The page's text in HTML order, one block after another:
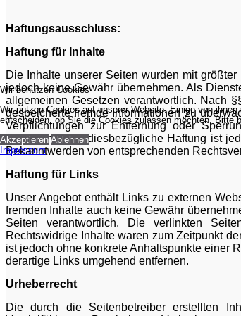
Haftungsausschluss:
Haftung für Inhalte
Die Inhalte unserer Seiten wurden mit
jedoch keine Gewähr übernehmen. Als
allgemeinen Gesetzen verantwortlich. Nach
gespeicherte fremde Informationen zu
Verpflichtungen zur Entfernung oder
unberührt. Eine diesbezügliche Haftung ist
Bekanntwerden von entsprechenden
Haftung für Links
Unser Angebot enthält Links zu externen
fremden Inhalte auch keine Gewähr
Seiten verantwortlich. Die verlinkten
Rechtswidrige Inhalte waren zum Zeitpunkt
ist jedoch ohne konkrete Anhaltspunkte einer
derartige Links umgehend entfernen.
Urheberrecht
Die durch die Seitenbetreiber erstellten
Wir benutzen Cookies
Wir nutzen Cookies auf unserer Website. Einige von
entscheiden, ob Sie die Cookies zulassen möchten. Bitte
Akzeptieren Ablehnen
Impressum